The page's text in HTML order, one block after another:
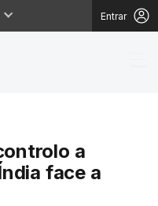
Entrar
a
face a